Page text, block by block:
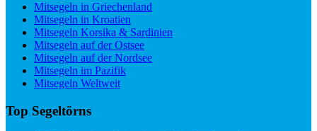
Mitsegeln in Griechenland
Mitsegeln in Kroatien
Mitsegeln Korsika & Sardinien
Mitsegeln auf der Ostsee
Mitsegeln auf der Nordsee
Mitsegeln im Pazifik
Mitsegeln Weltweit
Top Segeltörns